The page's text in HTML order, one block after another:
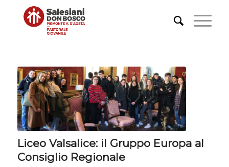
Liceo Valsalice: il Gruppo Europa al
Consiglio Regionale